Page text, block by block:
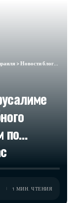
>Новости блогосферы
по…​
1 МИН. ЧТЕНИЯ